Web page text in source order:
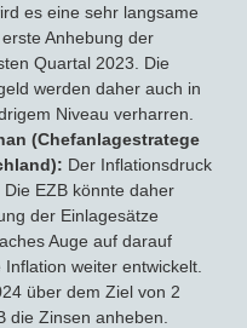
es eine sehr langsame
Anhebung der
Quartal 2023. Die
werden daher auch in
Niveau verharren.
(Chefanlagestratege
Der Inflationsdruck
EZB könnte daher
der Einlagesätze
Auge auf darauf
weiter entwickelt.
über dem Ziel von 2
die Zinsen anheben.